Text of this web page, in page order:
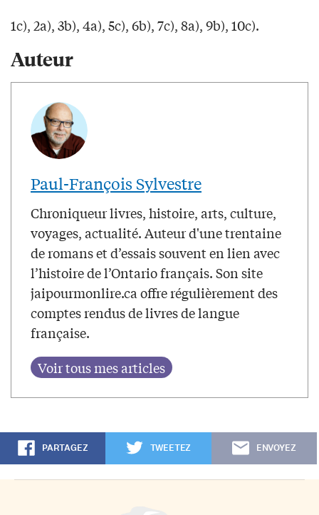
1c), 2a), 3b), 4a), 5c), 6b), 7c), 8a), 9b), 10c).
Auteur
Paul-François Sylvestre
Chroniqueur livres, histoire, arts, culture,
voyages, actualité. Auteur d'une trentaine
de romans et d’essais souvent en lien avec
l’histoire de l’Ontario français. Son site
jaipourmonlire.ca offre régulièrement des
comptes rendus de livres de langue
française.
PARTAGEZ TWEETEZ ENVOYEZ